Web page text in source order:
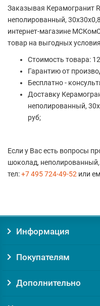
Заказывая Керамогранит
неполированный,
интернет-магазине
товар на выгодных
Стоимость товара:
Гарантию от
Бесплатно -
Доставку
неполированный,
руб;
Если у Вас есть вопросы
шоколад,
тел:+7 495 724-49-52 или
Информация
Покупателям
Дополнительно